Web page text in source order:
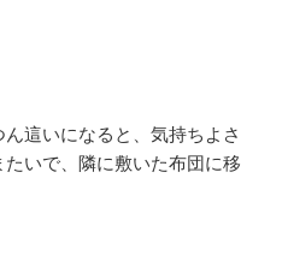
這いになると、気持ちよさ
いで、隣に敷いた布団に移